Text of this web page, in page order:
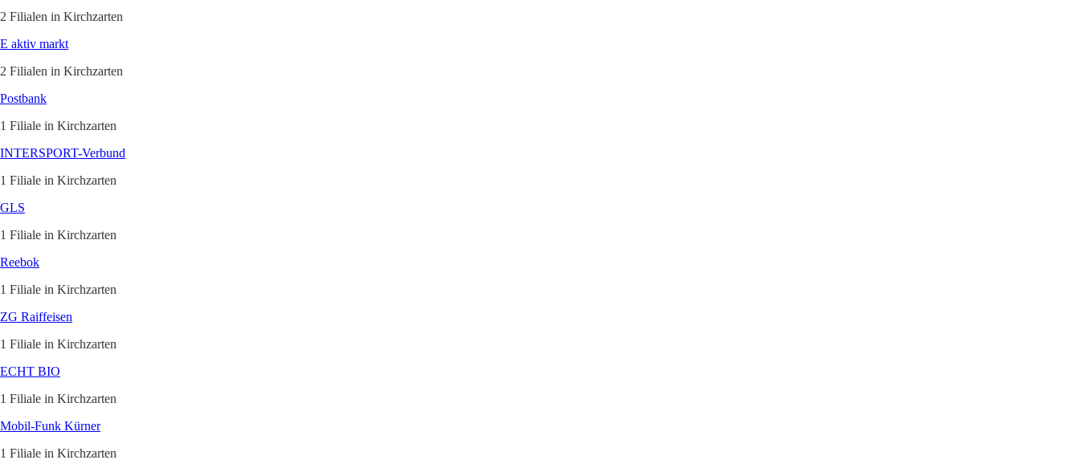
2 Filialen in Kirchzarten
E aktiv markt
2 Filialen in Kirchzarten
Postbank
1 Filiale in Kirchzarten
INTERSPORT-Verbund
1 Filiale in Kirchzarten
GLS
1 Filiale in Kirchzarten
Reebok
1 Filiale in Kirchzarten
ZG Raiffeisen
1 Filiale in Kirchzarten
ECHT BIO
1 Filiale in Kirchzarten
Mobil-Funk Kürner
1 Filiale in Kirchzarten